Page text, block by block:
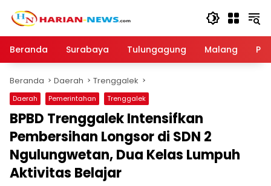
Beranda
Surabaya Tulungagung Malang
Beranda Daerah Trenggalek
Daerah Pemerintahan Trenggalek
BPBD Trenggalek Intensifkan
Pembersihan Longsor di SDN 2
Ngulungwetan, Dua Kelas Lumpuh
Aktivitas Belajar